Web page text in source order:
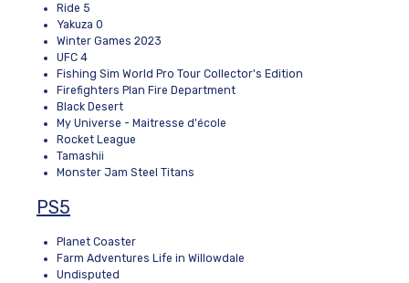
Ride 5
Yakuza 0
Winter Games 2023
UFC 4
Fishing Sim World Pro Tour Collector's Edition
Firefighters Plan Fire Department
Black Desert
My Universe - Maitresse d'école
Rocket League
Tamashii
Monster Jam Steel Titans
PS5
Planet Coaster
Farm Adventures Life in Willowdale
Undisputed